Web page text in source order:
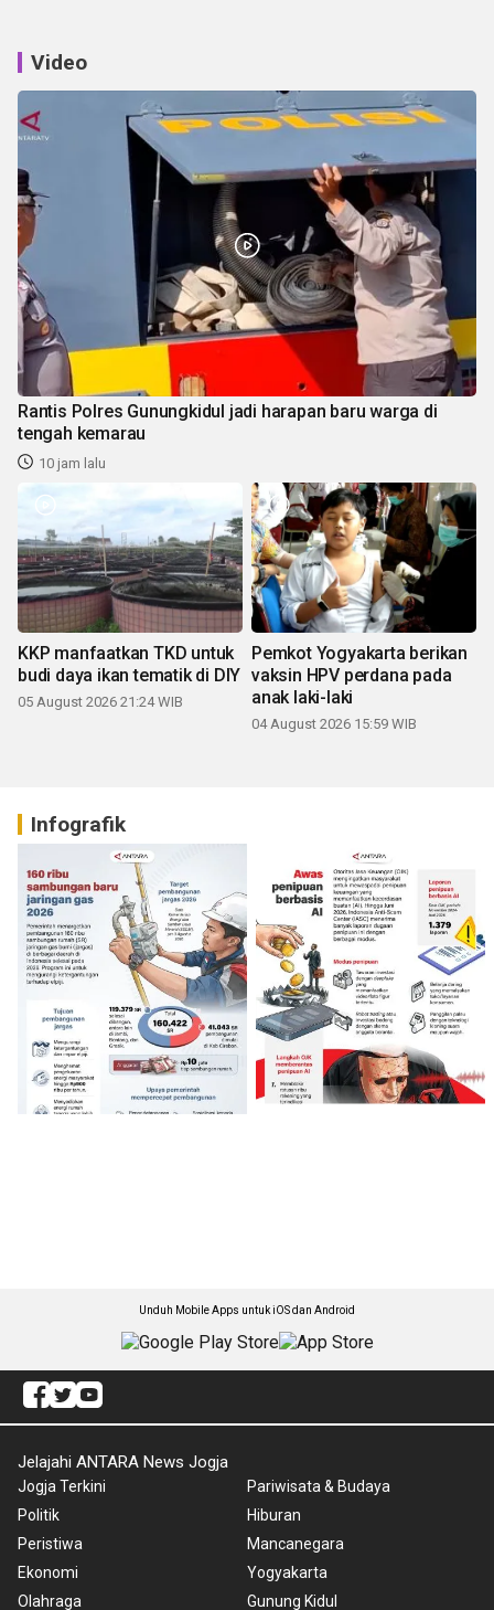
Video
Rantis Polres Gunungkidul jadi harapan baru warga di
tengah kemarau
10 jam lalu
KKP manfaatkan TKD untuk
budi daya ikan tematik di DIY
05 August 2026 21:24 WIB
Pemkot Yogyakarta berikan
vaksin HPV perdana pada
anak laki-laki
04 August 2026 15:59 WIB
Infografik
Unduh Mobile Apps untuk iOS dan Android
Jelajahi ANTARA News Jogja
Jogja Terkini
Politik
Peristiwa
Ekonomi
Olahraga
Pariwisata & Budaya
Hiburan
Mancanegara
Yogyakarta
Gunung Kidul